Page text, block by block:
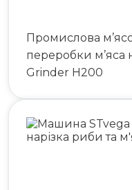
Промислова
переробки м’яса
Grinder H200